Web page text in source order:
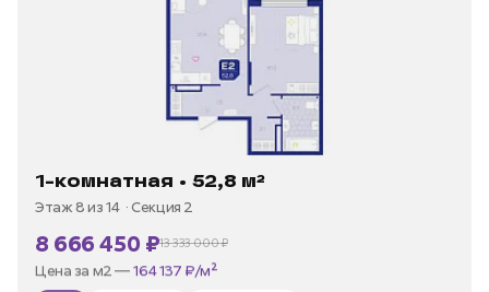
1-комнатная • 52,8 м²
Этаж 8 из 14 Секция 2
8 666 450 ₽13 333 000 ₽
В ипотеку —от 35 973 ₽/мес
Цена за м2 —164 137 ₽/м²